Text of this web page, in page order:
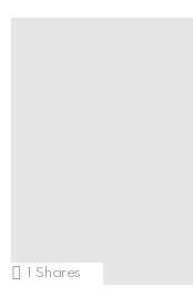
Shares